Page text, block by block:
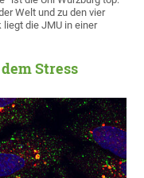
Welt und zu den vier
liegt die JMU in einer
Stress